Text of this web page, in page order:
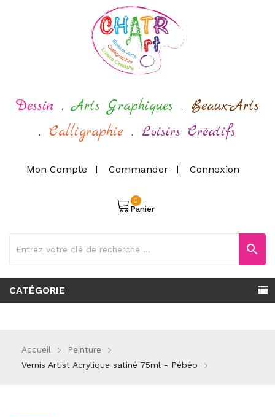
Dessin . Arts Graphiques . Beaux-Arts
. Calligraphie . Loisirs Créatifs
Mon Compte Commander Connexion
Panier
0
search
CATÉGORIE
Accueil
Peinture
Vernis Artist Acrylique satiné 75ml - Pébéo